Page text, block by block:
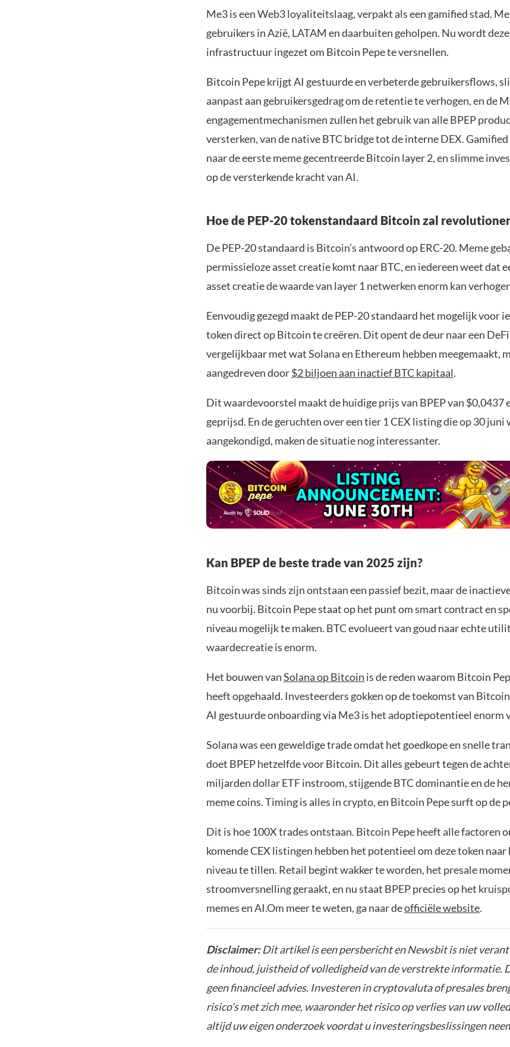
Me3 is een Web3 loyaliteitslaag, verpakt als een gamified stad.
gebruikers in Azië, LATAM en daarbuiten geholpen. Nu wordt
infrastructuur ingezet om Bitcoin Pepe te versnellen.
Bitcoin Pepe krijgt AI gestuurde en verbeterde gebruikersflows,
aanpast aan gebruikersgedrag om de retentie te verhogen, en de
engagementmechanismen zullen het gebruik van alle BPEP
versterken, van de native BTC bridge tot de interne DEX.
naar de eerste meme gecentreerde Bitcoin layer 2, en slimme
op de versterkende kracht van AI.
Hoe de PEP-20 tokenstandaard Bitcoin zal
De PEP-20 standaard is Bitcoin’s antwoord op ERC-20. Meme
permissieloze asset creatie komt naar BTC, en iedereen weet dat
asset creatie de waarde van layer 1 netwerken enorm kan
Eenvoudig gezegd maakt de PEP-20 standaard het mogelijk voor
token direct op Bitcoin te creëren. Dit opent de deur naar een
vergelijkbaar met wat Solana en Ethereum hebben meegemaakt,
aangedreven door$2 biljoen aan inactief BTC kapitaal.
Dit waardevoorstel maakt de huidige prijs van BPEP van $0,0437
geprijsd. En de geruchten over een tier 1 CEX listing die op 30 juni
aangekondigd, maken de situatie nog interessanter.
Kan BPEP de beste trade van 2025 zijn?
Bitcoin was sinds zijn ontstaan een passief bezit, maar de
nu voorbij. Bitcoin Pepe staat op het punt om smart contract en
niveau mogelijk te maken. BTC evolueert van goud naar echte
waardecreatie is enorm.
Het bouwen vanSolana op Bitcoin is de reden waarom Bitcoin
heeft opgehaald. Investeerders gokken op de toekomst van
AI gestuurde onboarding via Me3 is het adoptiepotentieel enorm
Solana was een geweldige trade omdat het goedkope en snelle
doet BPEP hetzelfde voor Bitcoin. Dit alles gebeurt tegen de
miljarden dollar ETF instroom, stijgende BTC dominantie en de
meme coins. Timing is alles in crypto, en Bitcoin Pepe surft op de
Dit is hoe 100X trades ontstaan. Bitcoin Pepe heeft alle factoren
komende CEX listingen hebben het potentieel om deze token
niveau te tillen. Retail begint wakker te worden, het presale
stroomversnelling geraakt, en nu staat BPEP precies op het
memes en AI.Om meer te weten, ga naar deofficiële website.
Disclaimer:Dit artikel is een persbericht en Newsbit is niet
de inhoud, juistheid of volledigheid van de verstrekte informatie.
geen financieel advies. Investeren in cryptovaluta of presales
risico’s met zich mee, waaronder het risico op verlies van uw
altijd uw eigen onderzoek voordat u investeringsbeslissingen